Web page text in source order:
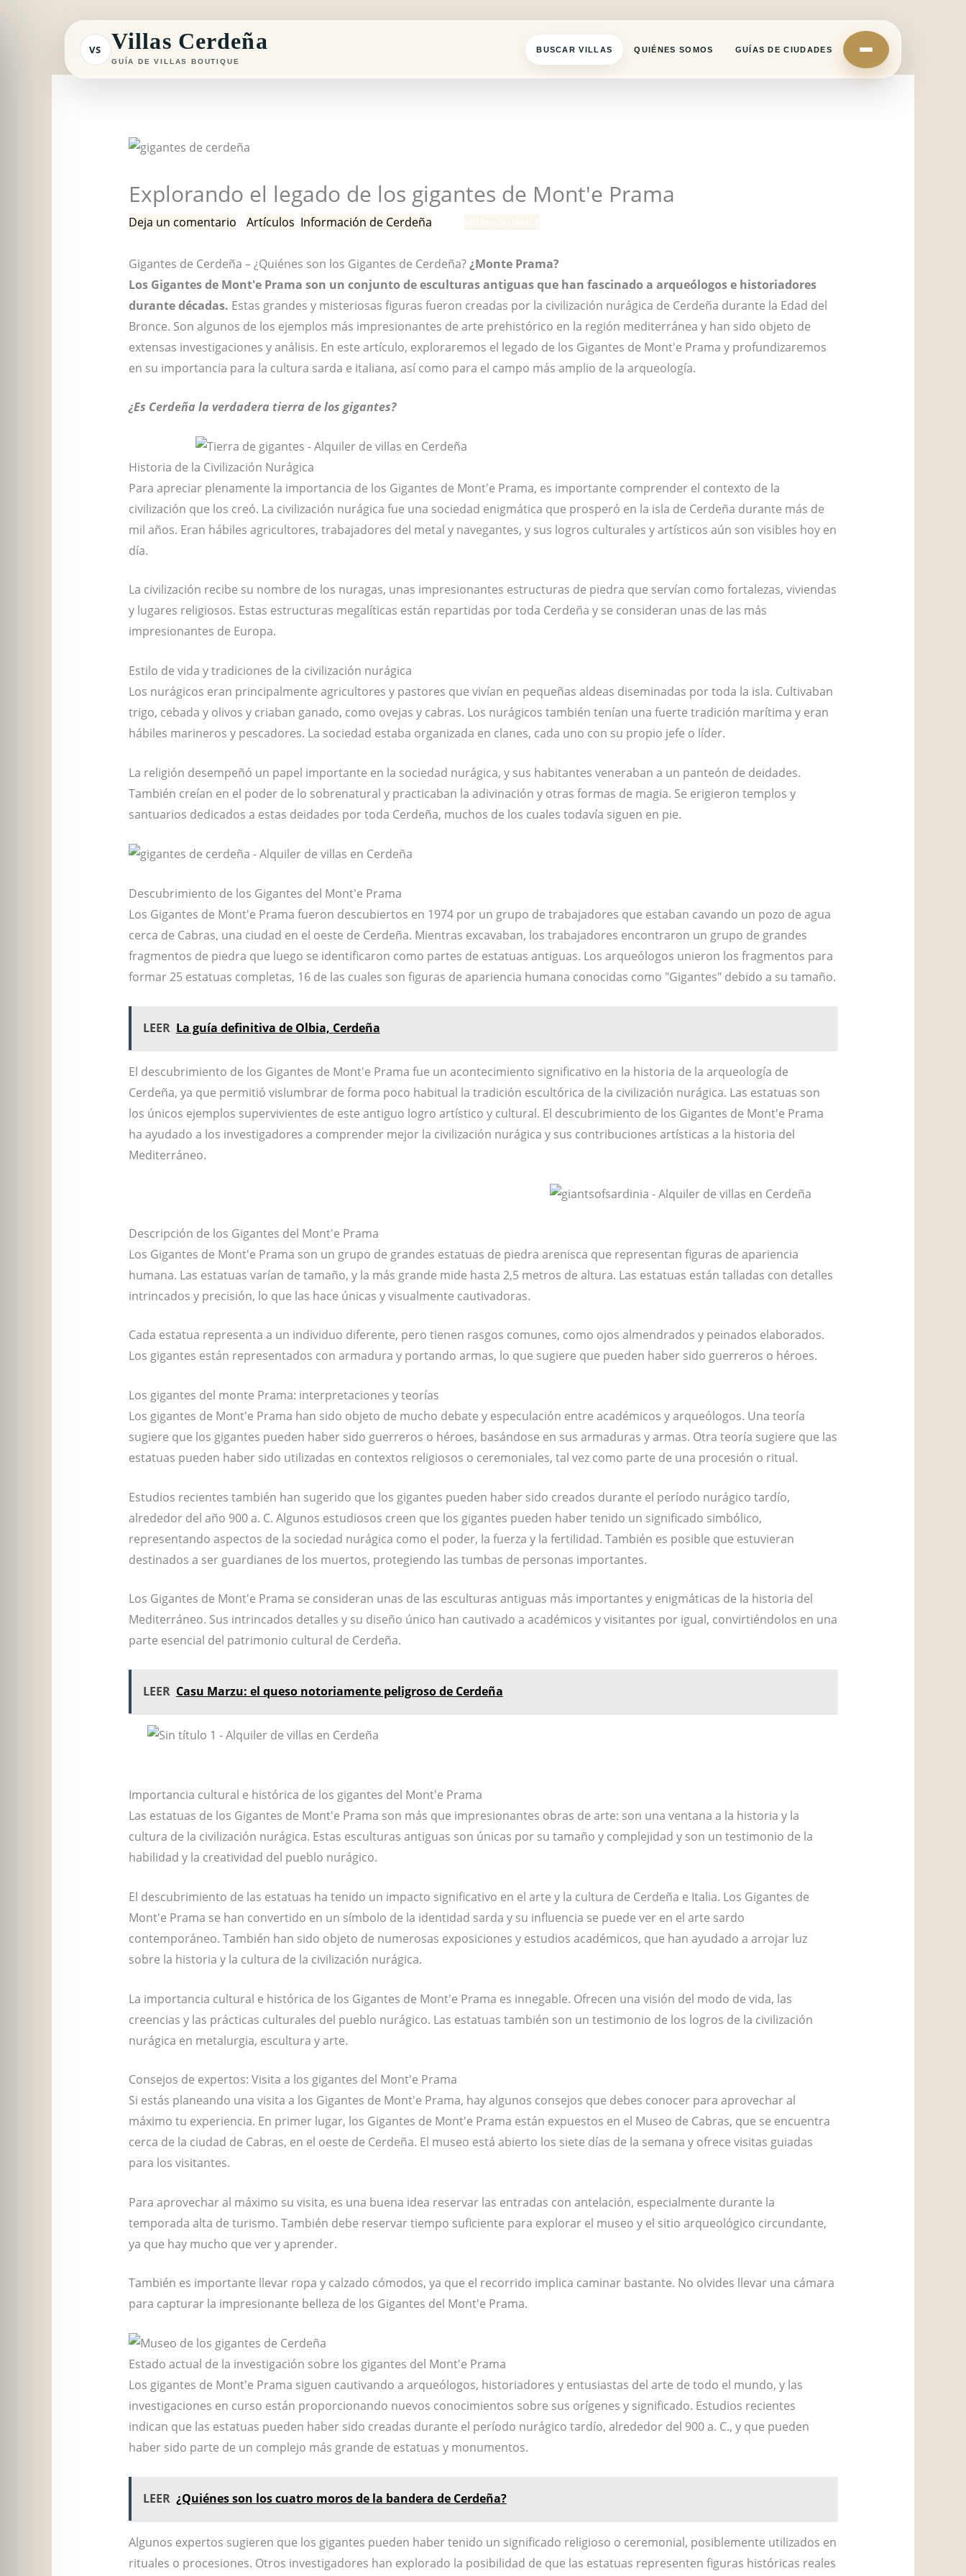
VS Villas Cerdeña
GUÍA DE VILLAS BOUTIQUE
BUSCAR VILLAS QUIÉNES SOMOS GUÍAS DE CIUDADES
Explorando el legado de los gigantes de Mont'e Prama
Deja un comentario Artículos Información de Cerdeña
Gigantes de Cerdeña – ¿Quiénes son los Gigantes de Cerdeña?¿Monte Prama?
Los Gigantes de Mont'e Prama son un conjunto de esculturas antiguas que han fascinado a arqueólogos e historiadores
durante décadas. Estas grandes y misteriosas figuras fueron creadas por la civilización nurágica de Cerdeña durante la Edad del
Bronce. Son algunos de los ejemplos más impresionantes de arte prehistórico en la región mediterránea y han sido objeto de
extensas investigaciones y análisis. En este artículo, exploraremos el legado de los Gigantes de Mont'e Prama y profundizaremos
en su importancia para la cultura sarda e italiana, así como para el campo más amplio de la arqueología.
¿Es Cerdeña la verdadera tierra de los gigantes?
Historia de la Civilización Nurágica
Para apreciar plenamente la importancia de los Gigantes de Mont'e Prama, es importante comprender el contexto de la
civilización que los creó. La civilización nurágica fue una sociedad enigmática que prosperó en la isla de Cerdeña durante más de
mil años. Eran hábiles agricultores, trabajadores del metal y navegantes, y sus logros culturales y artísticos aún son visibles hoy en
día.
La civilización recibe su nombre de los nuragas, unas impresionantes estructuras de piedra que servían como fortalezas, viviendas
y lugares religiosos. Estas estructuras megalíticas están repartidas por toda Cerdeña y se consideran unas de las más
impresionantes de Europa.
Estilo de vida y tradiciones de la civilización nurágica
Los nurágicos eran principalmente agricultores y pastores que vivían en pequeñas aldeas diseminadas por toda la isla. Cultivaban
trigo, cebada y olivos y criaban ganado, como ovejas y cabras. Los nurágicos también tenían una fuerte tradición marítima y eran
hábiles marineros y pescadores. La sociedad estaba organizada en clanes, cada uno con su propio jefe o líder.
La religión desempeñó un papel importante en la sociedad nurágica, y sus habitantes veneraban a un panteón de deidades.
También creían en el poder de lo sobrenatural y practicaban la adivinación y otras formas de magia. Se erigieron templos y
santuarios dedicados a estas deidades por toda Cerdeña, muchos de los cuales todavía siguen en pie.
Descubrimiento de los Gigantes del Mont'e Prama
Los Gigantes de Mont'e Prama fueron descubiertos en 1974 por un grupo de trabajadores que estaban cavando un pozo de agua
cerca de Cabras, una ciudad en el oeste de Cerdeña. Mientras excavaban, los trabajadores encontraron un grupo de grandes
fragmentos de piedra que luego se identificaron como partes de estatuas antiguas. Los arqueólogos unieron los fragmentos para
formar 25 estatuas completas, 16 de las cuales son figuras de apariencia humana conocidas como "Gigantes" debido a su tamaño.
LEER La guía definitiva de Olbia, Cerdeña
El descubrimiento de los Gigantes de Mont'e Prama fue un acontecimiento significativo en la historia de la arqueología de
Cerdeña, ya que permitió vislumbrar de forma poco habitual la tradición escultórica de la civilización nurágica. Las estatuas son
los únicos ejemplos supervivientes de este antiguo logro artístico y cultural. El descubrimiento de los Gigantes de Mont'e Prama
ha ayudado a los investigadores a comprender mejor la civilización nurágica y sus contribuciones artísticas a la historia del
Mediterráneo.
Descripción de los Gigantes del Mont'e Prama
Los Gigantes de Mont'e Prama son un grupo de grandes estatuas de piedra arenisca que representan figuras de apariencia
humana. Las estatuas varían de tamaño, y la más grande mide hasta 2,5 metros de altura. Las estatuas están talladas con detalles
intrincados y precisión, lo que las hace únicas y visualmente cautivadoras.
Cada estatua representa a un individuo diferente, pero tienen rasgos comunes, como ojos almendrados y peinados elaborados.
Los gigantes están representados con armadura y portando armas, lo que sugiere que pueden haber sido guerreros o héroes.
Los gigantes del monte Prama: interpretaciones y teorías
Los gigantes de Mont'e Prama han sido objeto de mucho debate y especulación entre académicos y arqueólogos. Una teoría
sugiere que los gigantes pueden haber sido guerreros o héroes, basándose en sus armaduras y armas. Otra teoría sugiere que las
estatuas pueden haber sido utilizadas en contextos religiosos o ceremoniales, tal vez como parte de una procesión o ritual.
Estudios recientes también han sugerido que los gigantes pueden haber sido creados durante el período nurágico tardío,
alrededor del año 900 a. C. Algunos estudiosos creen que los gigantes pueden haber tenido un significado simbólico,
representando aspectos de la sociedad nurágica como el poder, la fuerza y la fertilidad. También es posible que estuvieran
destinados a ser guardianes de los muertos, protegiendo las tumbas de personas importantes.
Los Gigantes de Mont'e Prama se consideran unas de las esculturas antiguas más importantes y enigmáticas de la historia del
Mediterráneo. Sus intrincados detalles y su diseño único han cautivado a académicos y visitantes por igual, convirtiéndolos en una
parte esencial del patrimonio cultural de Cerdeña.
LEER Casu Marzu: el queso notoriamente peligroso de Cerdeña
Importancia cultural e histórica de los gigantes del Mont'e Prama
Las estatuas de los Gigantes de Mont'e Prama son más que impresionantes obras de arte: son una ventana a la historia y la
cultura de la civilización nurágica. Estas esculturas antiguas son únicas por su tamaño y complejidad y son un testimonio de la
habilidad y la creatividad del pueblo nurágico.
El descubrimiento de las estatuas ha tenido un impacto significativo en el arte y la cultura de Cerdeña e Italia. Los Gigantes de
Mont'e Prama se han convertido en un símbolo de la identidad sarda y su influencia se puede ver en el arte sardo
contemporáneo. También han sido objeto de numerosas exposiciones y estudios académicos, que han ayudado a arrojar luz
sobre la historia y la cultura de la civilización nurágica.
La importancia cultural e histórica de los Gigantes de Mont'e Prama es innegable. Ofrecen una visión del modo de vida, las
creencias y las prácticas culturales del pueblo nurágico. Las estatuas también son un testimonio de los logros de la civilización
nurágica en metalurgia, escultura y arte.
Consejos de expertos: Visita a los gigantes del Mont'e Prama
Si estás planeando una visita a los Gigantes de Mont'e Prama, hay algunos consejos que debes conocer para aprovechar al
máximo tu experiencia. En primer lugar, los Gigantes de Mont'e Prama están expuestos en el Museo de Cabras, que se encuentra
cerca de la ciudad de Cabras, en el oeste de Cerdeña. El museo está abierto los siete días de la semana y ofrece visitas guiadas
para los visitantes.
Para aprovechar al máximo su visita, es una buena idea reservar las entradas con antelación, especialmente durante la
temporada alta de turismo. También debe reservar tiempo suficiente para explorar el museo y el sitio arqueológico circundante,
ya que hay mucho que ver y aprender.
También es importante llevar ropa y calzado cómodos, ya que el recorrido implica caminar bastante. No olvides llevar una cámara
para capturar la impresionante belleza de los Gigantes del Mont'e Prama.
Estado actual de la investigación sobre los gigantes del Mont'e Prama
Los gigantes de Mont'e Prama siguen cautivando a arqueólogos, historiadores y entusiastas del arte de todo el mundo, y las
investigaciones en curso están proporcionando nuevos conocimientos sobre sus orígenes y significado. Estudios recientes
indican que las estatuas pueden haber sido creadas durante el período nurágico tardío, alrededor del 900 a. C., y que pueden
haber sido parte de un complejo más grande de estatuas y monumentos.
LEER ¿Quiénes son los cuatro moros de la bandera de Cerdeña?
Algunos expertos sugieren que los gigantes pueden haber tenido un significado religioso o ceremonial, posiblemente utilizados en
rituales o procesiones. Otros investigadores han explorado la posibilidad de que las estatuas representen figuras históricas reales